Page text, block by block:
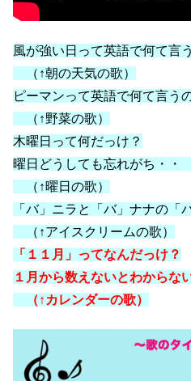
風が強い日って英語で何て言
（↑朝の天気の歌）
ピーマンって英語で何て言う
（↑野菜の歌）
木曜日って何だっけ？
曜日どうしても忘れがち・・
（↑曜日の歌）
「バ」ニラと「バ」ナナの「
（↑アイスクリームの歌）
「１１月」ってなんだっけ？
１月から数えないとわからな
（↑カレンダーの歌）